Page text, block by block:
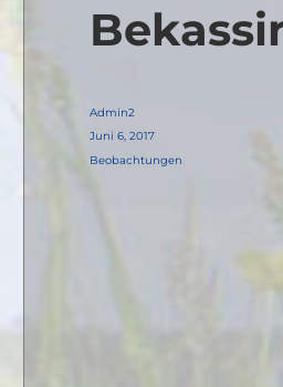
Autor
Admin2
Veröffentlicht
Juni 6, 2017
Kategorien
Beobachtungen